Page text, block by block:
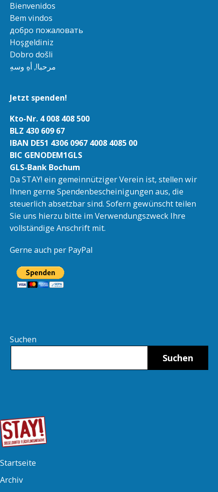
Bienvenidos
Bem vindos
добро пожаловать
Hoşgeldiniz
Dobro došli
مرحبا!, أهِ وسهِ
Jetzt spenden!
Kto-Nr. 4 008 408 500
BLZ 430 609 67
IBAN DE51 4306 0967 4008 4085 00
BIC GENODEM1GLS
GLS-Bank Bochum
Da STAY! ein gemeinnütziger Verein ist, stellen wir
Ihnen gerne Spendenbescheinigungen aus, die
steuerlich absetzbar sind. Sofern gewünscht teilen
Sie uns hierzu bitte im Verwendungszweck Ihre
vollständige Anschrift mit.
Gerne auch per PayPal
Suchen
Suchen
Startseite
Archiv